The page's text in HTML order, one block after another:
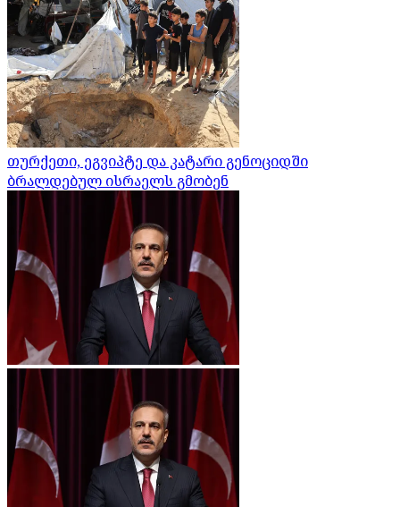
თურქეთი, ეგვიპტე და კატარი გენოციდში
ბრალდებულ ისრაელს გმობენ